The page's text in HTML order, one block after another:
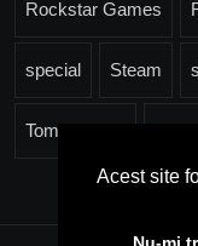
Rockstar Games
special Steam
Tomb Raider
Acest site